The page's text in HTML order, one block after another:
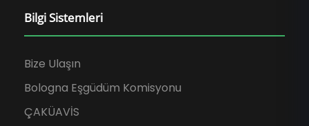
Bilgi Sistemleri
Bize Ulaşın
Bologna Eşgüdüm Komisyonu
ÇAKÜAVİS